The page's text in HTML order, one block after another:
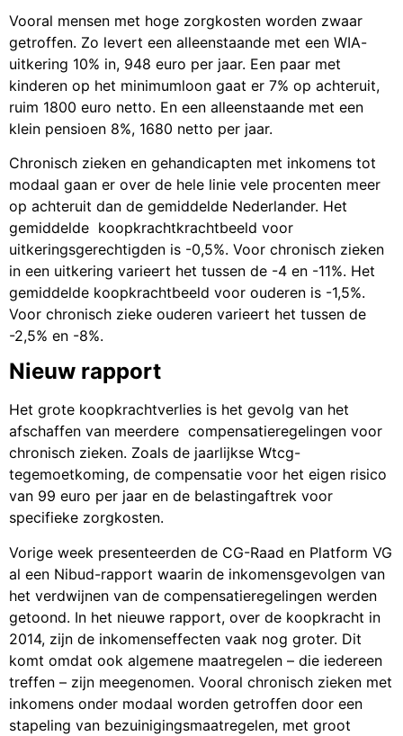
Vooral mensen met hoge zorgkosten worden zwaar
getroffen. Zo levert een alleenstaande met een WIA-
uitkering 10% in, 948 euro per jaar. Een paar met
kinderen op het minimumloon gaat er 7% op achteruit,
ruim 1800 euro netto. En een alleenstaande met een
klein pensioen 8%, 1680 netto per jaar.
Chronisch zieken en gehandicapten met inkomens tot
modaal gaan er over de hele linie vele procenten meer
op achteruit dan de gemiddelde Nederlander. Het
gemiddelde koopkrachtkrachtbeeld voor
uitkeringsgerechtigden is -0,5%. Voor chronisch zieken
in een uitkering varieert het tussen de -4 en -11%. Het
gemiddelde koopkrachtbeeld voor ouderen is -1,5%.
Voor chronisch zieke ouderen varieert het tussen de
-2,5% en -8%.
Nieuw rapport
Het grote koopkrachtverlies is het gevolg van het
afschaffen van meerdere compensatieregelingen voor
chronisch zieken. Zoals de jaarlijkse Wtcg-
tegemoetkoming, de compensatie voor het eigen risico
van 99 euro per jaar en de belastingaftrek voor
specifieke zorgkosten.
Vorige week presenteerden de CG-Raad en Platform VG
al een Nibud-rapport waarin de inkomensgevolgen van
het verdwijnen van de compensatieregelingen werden
getoond. In het nieuwe rapport, over de koopkracht in
2014, zijn de inkomenseffecten vaak nog groter. Dit
komt omdat ook algemene maatregelen – die iedereen
treffen – zijn meegenomen. Vooral chronisch zieken met
inkomens onder modaal worden getroffen door een
stapeling van bezuinigingsmaatregelen, met groot